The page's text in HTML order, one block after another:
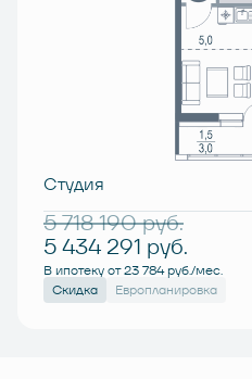
Студия
5 718 190руб.
5 434 291 руб.
В ипотеку от 23 784 руб./мес.
Скидка
Европланировка